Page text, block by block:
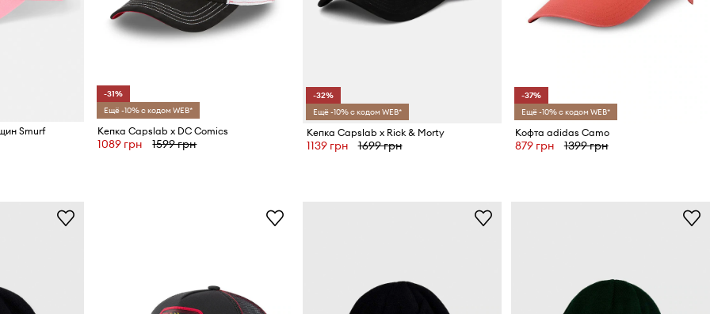
Smurf
-31%
Ещё -10% с кодом WEB*
Кепка Capslab x DC Comics
1089 грн 1599 грн
-32%
Ещё -10% с кодом WEB*
Кепка Capslab x Rick & Morty
1139 грн 1699 грн
-37%
Ещё -10% с кодом WEB*
Кофта adidas Camo
879 грн 1399 грн